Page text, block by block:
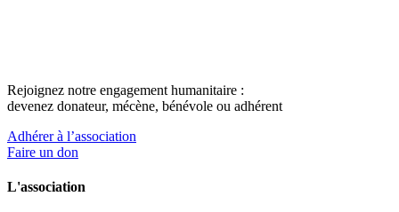
Rejoignez notre engagement humanitaire :
devenez donateur, mécène, bénévole ou adhérent
Adhérer à l’association
Faire un don
L'association